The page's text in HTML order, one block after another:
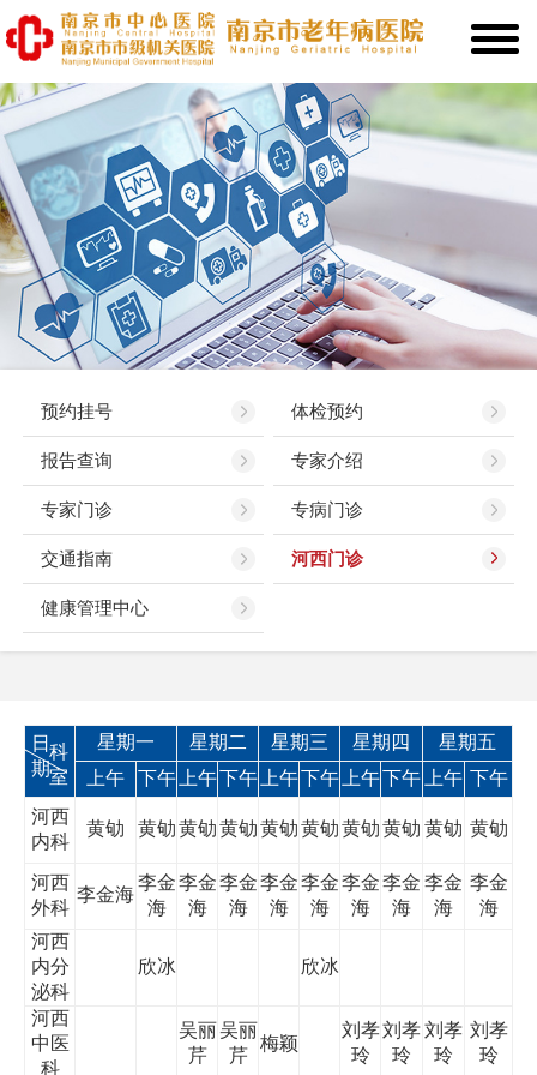
预约挂号 体检预约
报告查询 专家介绍
专家门诊 专病门诊
交通指南 河西门诊
健康管理中心
日
期
科
室
星期一 星期二 星期三 星期四
星期五
上午
下午 上午下午 上午下午 上午下午 上午 下午
河西
内科
黄劬 黄劬黄劬黄劬黄劬黄劬黄劬黄劬 黄劬 黄劬
河西
外科
李金海
李金
海
李金
海
李金
海
李金
海
李金
海
李金
海
李金
海
李金
海
李金
海
河西
内分
泌科
欣冰 欣冰
河西
中医
科
吴丽
芹
吴丽
芹
梅颖
刘孝
玲
刘孝
玲
刘孝
玲
刘孝
玲